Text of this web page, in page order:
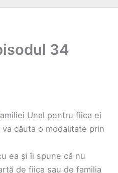
34
Unal pentru fiica ei
căuta o modalitate prin
ea și îi spune că nu
de fiica sau de familia